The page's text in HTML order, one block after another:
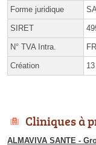
Forme juridique
SIRET
N° TVA Intra.
Création
Cliniques à
ALMAVIVA SANTE -